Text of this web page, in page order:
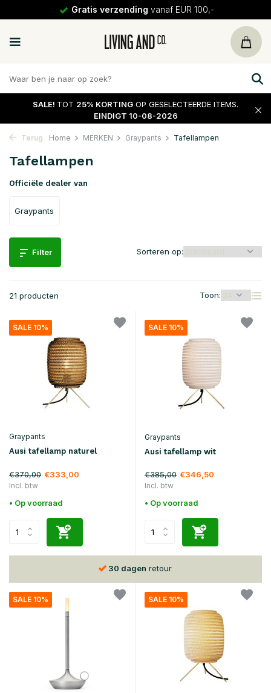
30 dagen retour
SALE! TOT 25% KORTING OP GESELECTEERDE ITEMS.
EINDIGT 10-08-2026
Terug Home MERKEN Graypants Tafellampen
Tafellampen
Officiële dealer van
Graypants
Filter
21 producten Toon:
Sorteren op:
SALE 10%
Graypants
Ausi tafellamp naturel
€370,00 €333,00
Incl. btw
• Op voorraad
SALE 10%
Graypants
Ausi tafellamp wit
€385,00 €346,50
Incl. btw
• Op voorraad
30 dagen retour
SALE 10% SALE 10%